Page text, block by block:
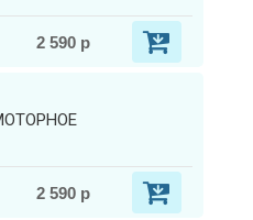
2 590 р
2 590 р